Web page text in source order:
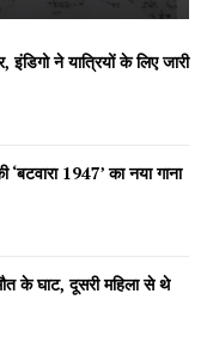
ने यात्रियों के लिए जारी
1947’ का नया गाना
के घाट, दूसरी महिला से थे